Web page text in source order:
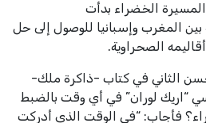
المسيرة الخضراء بدأت
بين المغرب وإسبانيا للوصول إلى حل
الصحراوية.
الثاني في كتاب -ذاكرة ملك-
“اريك لوران” في أي وقت بالضبط
فأجاب: “في الوقت الذي أدركت